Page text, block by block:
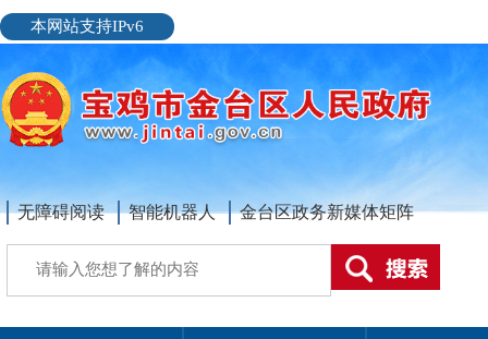
本网站支持IPv6
无障碍阅读 智能机器人 金台区政务新媒体矩阵